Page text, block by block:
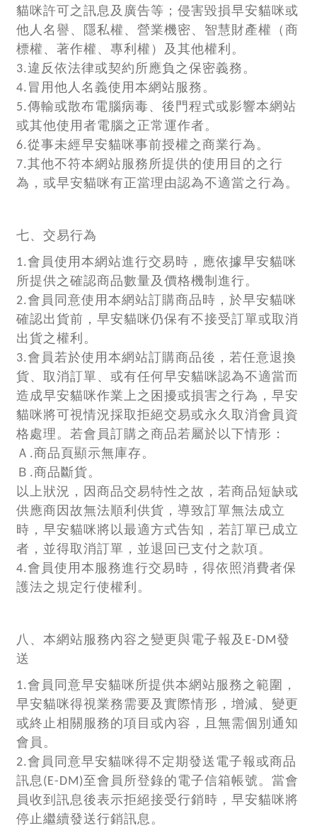
貓咪許可之訊息及廣告等；侵害毀損早安貓咪或
他人名譽、隱私權、營業機密、智慧財產權（商
標權、著作權、專利權）及其他權利。
3.違反依法律或契約所應負之保密義務。
4.冒用他人名義使用本網站服務。
5.傳輸或散布電腦病毒、後門程式或影響本網站
或其他使用者電腦之正常運作者。
6.從事未經早安貓咪事前授權之商業行為。
7.其他不符本網站服務所提供的使用目的之行
為，或早安貓咪有正當理由認為不適當之行為。
七、交易行為
1.會員使用本網站進行交易時，應依據早安貓咪
所提供之確認商品數量及價格機制進行。
2.會員同意使用本網站訂購商品時，於早安貓咪
確認出貨前，早安貓咪仍保有不接受訂單或取消
出貨之權利。
3.會員若於使用本網站訂購商品後，若任意退換
貨、取消訂單、或有任何早安貓咪認為不適當而
造成早安貓咪作業上之困擾或損害之行為，早安
貓咪將可視情況採取拒絕交易或永久取消會員資
格處理。若會員訂購之商品若屬於以下情形：
Ａ.商品頁顯示無庫存。
Ｂ.商品斷貨。
以上狀況，因商品交易特性之故，若商品短缺或
供應商因故無法順利供貨，導致訂單無法成立
時，早安貓咪將以最適方式告知，若訂單已成立
者，並得取消訂單，並退回已支付之款項。
4.會員使用本服務進行交易時，得依照消費者保
護法之規定行使權利。
八、本網站服務內容之變更與電子報及E-DM發
送
1.會員同意早安貓咪所提供本網站服務之範圍，
早安貓咪得視業務需要及實際情形，增減、變更
或終止相關服務的項目或內容，且無需個別通知
會員。
2.會員同意早安貓咪得不定期發送電子報或商品
訊息(E-DM)至會員所登錄的電子信箱帳號。當會
員收到訊息後表示拒絕接受行銷時，早安貓咪將
停止繼續發送行銷訊息。